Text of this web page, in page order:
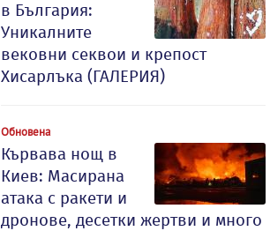
в България:
Уникалните
вековни секвои и крепост
Хисарлъка (ГАЛЕРИЯ)
Обновена
Кървава нощ в
Киев: Масирана
атака с ракети и
дронове, десетки жертви и много